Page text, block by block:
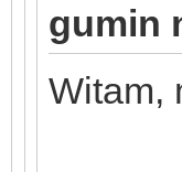
gumin
Witam,